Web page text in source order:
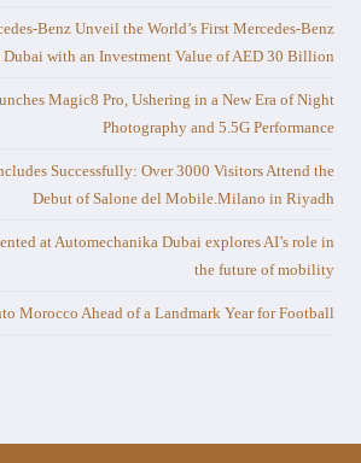
Benz Unveil the World’s First Mercedes-Benz
with an Investment Value of AED 30 Billion
Magic8 Pro, Ushering in a New Era of Night
Photography and 5.5G Performance
Successfully: Over 3000 Visitors Attend the
Debut of Salone del Mobile.Milano in Riyadh
at Automechanika Dubai explores AI’s role in
the future of mobility
Morocco Ahead of a Landmark Year for Football